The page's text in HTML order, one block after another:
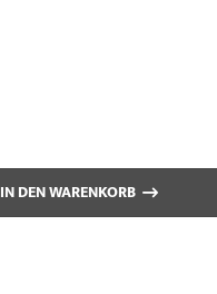
IN DEN WARENKORB